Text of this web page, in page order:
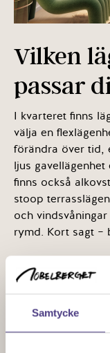
Samtycke
Vilken
passar
I kvarteret finns
välja en
förändra över tid,
ljus
finns också
stoop
och
rymd. Kort sagt –